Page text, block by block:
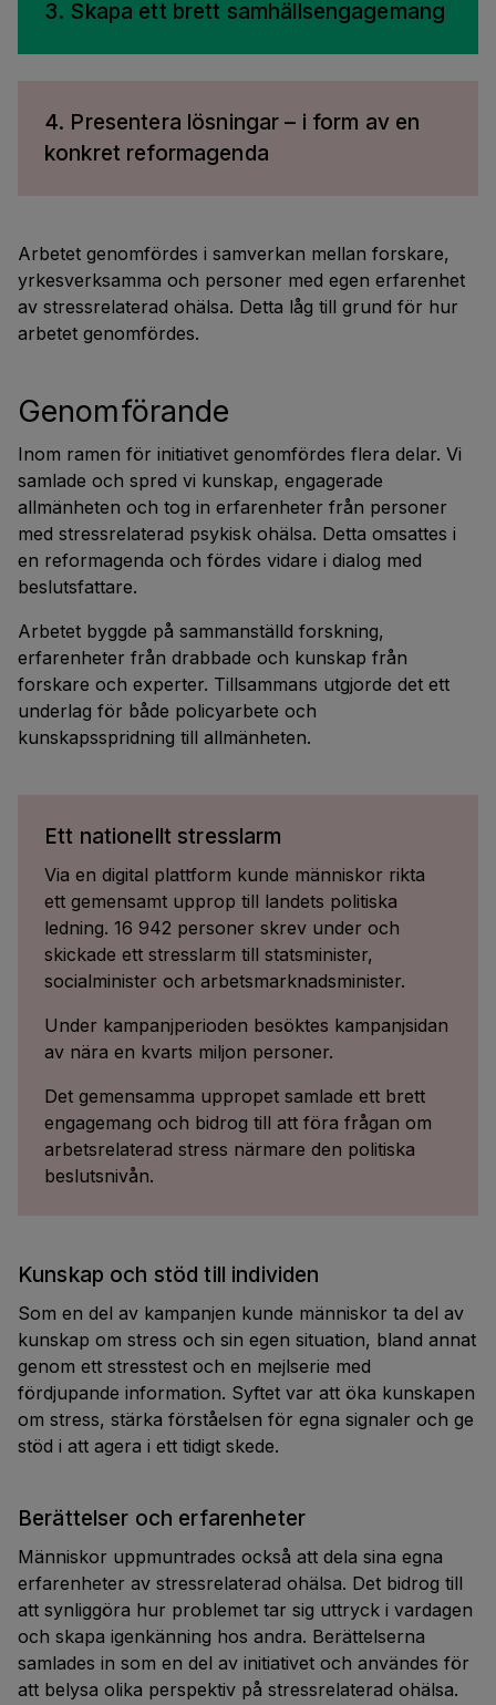
3. Skapa ett brett samhällsengagemang
4. Presentera lösningar – i form av en
konkret reformagenda
Arbetet genomfördes i samverkan mellan forskare,
yrkesverksamma och personer med egen erfarenhet
av stressrelaterad ohälsa. Detta låg till grund för hur
arbetet genomfördes.
Genomförande
Inom ramen för initiativet genomfördes flera delar. Vi
samlade och spred vi kunskap, engagerade
allmänheten och tog in erfarenheter från personer
med stressrelaterad psykisk ohälsa. Detta omsattes i
en reformagenda och fördes vidare i dialog med
beslutsfattare.
Arbetet byggde på sammanställd forskning,
erfarenheter från drabbade och kunskap från
forskare och experter. Tillsammans utgjorde det ett
underlag för både policyarbete och
kunskapsspridning till allmänheten.
Ett nationellt stresslarm
Via en digital plattform kunde människor rikta
ett gemensamt upprop till landets politiska
ledning. 16 942 personer skrev under och
skickade ett stresslarm till statsminister,
socialminister och arbetsmarknadsminister.
Under kampanjperioden besöktes kampanjsidan
av nära en kvarts miljon personer.
Det gemensamma uppropet samlade ett brett
engagemang och bidrog till att föra frågan om
arbetsrelaterad stress närmare den politiska
beslutsnivån.
Kunskap och stöd till individen
Som en del av kampanjen kunde människor ta del av
kunskap om stress och sin egen situation, bland annat
genom ett stresstest och en mejlserie med
fördjupande information. Syftet var att öka kunskapen
om stress, stärka förståelsen för egna signaler och ge
stöd i att agera i ett tidigt skede.
Berättelser och erfarenheter
Människor uppmuntrades också att dela sina egna
erfarenheter av stressrelaterad ohälsa. Det bidrog till
att synliggöra hur problemet tar sig uttryck i vardagen
och skapa igenkänning hos andra. Berättelserna
samlades in som en del av initiativet och användes för
att belysa olika perspektiv på stressrelaterad ohälsa.